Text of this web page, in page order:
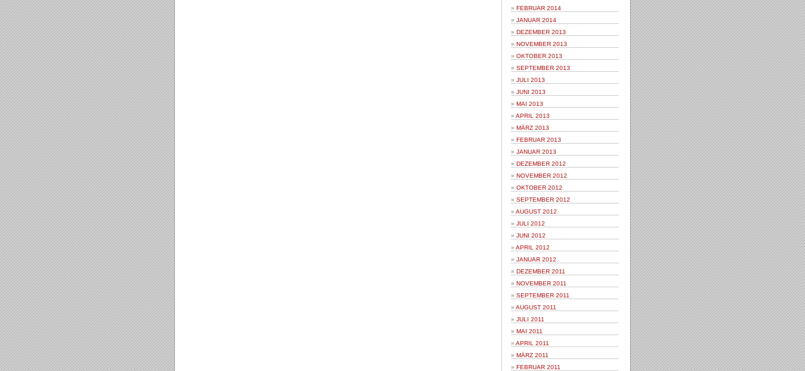
FEBRUAR 2014
JANUAR 2014
DEZEMBER 2013
NOVEMBER 2013
OKTOBER 2013
SEPTEMBER 2013
JULI 2013
JUNI 2013
MAI 2013
APRIL 2013
MÄRZ 2013
FEBRUAR 2013
JANUAR 2013
DEZEMBER 2012
NOVEMBER 2012
OKTOBER 2012
SEPTEMBER 2012
AUGUST 2012
JULI 2012
JUNI 2012
APRIL 2012
JANUAR 2012
DEZEMBER 2011
NOVEMBER 2011
SEPTEMBER 2011
AUGUST 2011
JULI 2011
MAI 2011
APRIL 2011
MÄRZ 2011
FEBRUAR 2011